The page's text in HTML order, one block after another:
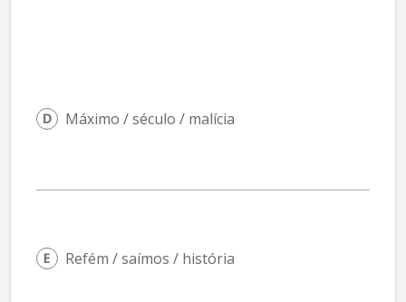
Máximo / século / malícia
Refém / saímos / história